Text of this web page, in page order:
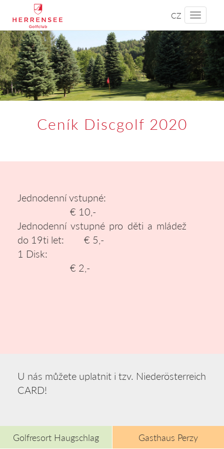
CZ
Toggle
Ceník Discgolf 2020
Jednodenní vstupné:
€ 10,-
Jednodenní vstupné pro děti a mládež
do 19ti let: € 5,-
1 Disk:
€ 2,-
U nás můžete uplatnit i tzv. Niederösterreich
CARD!
Golfresort Haugschlag Gasthaus Perzy